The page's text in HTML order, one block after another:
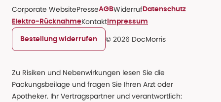
Corporate WebsitePresseAGBWiderruf Datenschutz
Elektro-RücknahmeKontakt Impressum
Bestellung widerrufen © 2026 DocMorris
Zu Risiken und Nebenwirkungen lesen Sie die
Packungsbeilage und fragen Sie Ihren Arzt oder
Apotheker. Ihr Vertragspartner und verantwortlich: